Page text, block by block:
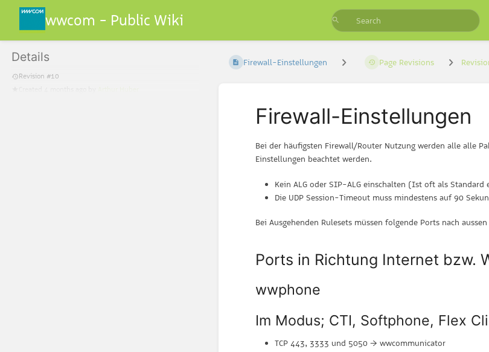
wwcom - Public Wiki
Details
Revision #10
Firewall-Einstellungen Page Revisions
Firewall-Einstellungen
Bei der häufigsten Firewall/Router Nutzung werden alle alle
Einstellungen beachtet werden.
Kein ALG oder SIP-ALG einschalten (Ist oft als Standard
Die UDP Session-Timeout muss mindestens auf 90
Bei Ausgehenden Rulesets müssen folgende Ports nach
Ports in Richtung Internet bzw.
wwphone
Im Modus; CTI, Softphone, Flex
TCP 443, 3333 und 5050 → wwcommunicator